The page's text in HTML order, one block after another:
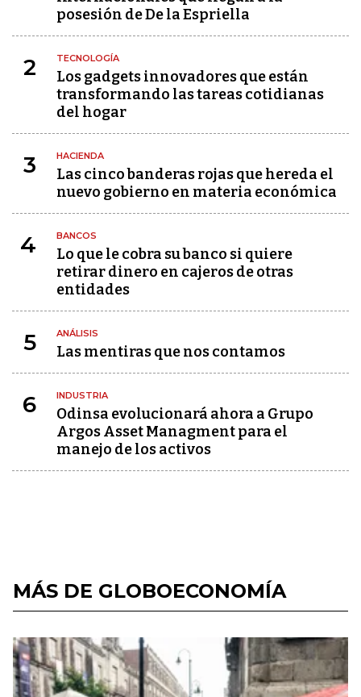
posesión de De la Espriella
2 TECNOLOGÍA
Los gadgets innovadores que están
transformando las tareas cotidianas
del hogar
3 HACIENDA
Las cinco banderas rojas que hereda el
nuevo gobierno en materia económica
4 BANCOS
Lo que le cobra su banco si quiere
retirar dinero en cajeros de otras
entidades
5 ANÁLISIS
Las mentiras que nos contamos
6 INDUSTRIA
Odinsa evolucionará ahora a Grupo
Argos Asset Managment para el
manejo de los activos
MÁS DE GLOBOECONOMÍA